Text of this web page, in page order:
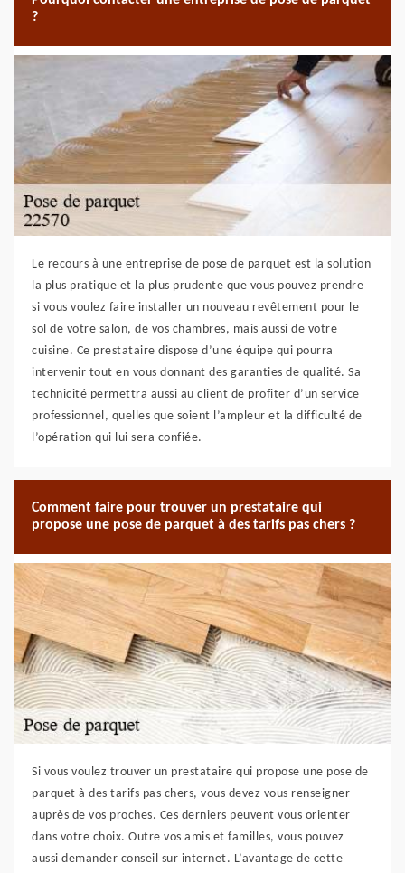
?
Le recours à une entreprise de pose de parquet est la solution
la plus pratique et la plus prudente que vous pouvez prendre
si vous voulez faire installer un nouveau revêtement pour le
sol de votre salon, de vos chambres, mais aussi de votre
cuisine. Ce prestataire dispose d’une équipe qui pourra
intervenir tout en vous donnant des garanties de qualité. Sa
technicité permettra aussi au client de profiter d’un service
professionnel, quelles que soient l’ampleur et la difficulté de
l’opération qui lui sera confiée.
Comment faire pour trouver un prestataire qui
propose une pose de parquet à des tarifs pas chers ?
Si vous voulez trouver un prestataire qui propose une pose de
parquet à des tarifs pas chers, vous devez vous renseigner
auprès de vos proches. Ces derniers peuvent vous orienter
dans votre choix. Outre vos amis et familles, vous pouvez
aussi demander conseil sur internet. L’avantage de cette